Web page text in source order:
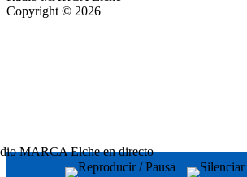
Copyright © 2026